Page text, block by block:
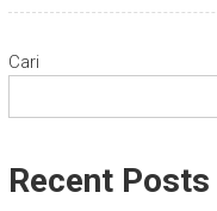
Cari
Recent Posts